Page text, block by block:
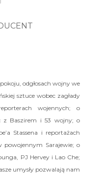
odgłosach wojny we
sztuce wobec zagłady
wojennych; o
z Baszirem i53 wojny; o
Stassena i reportażach
powojennym Sarajewie; o
PJ Hervey i Lao Che;
umysły pozwalają nam